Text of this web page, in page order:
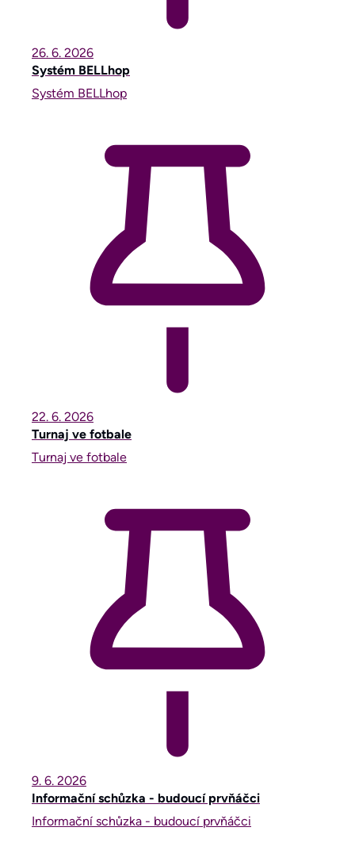
26. 6. 2026
Systém BELLhop
Systém BELLhop
22. 6. 2026
Turnaj ve fotbale
Turnaj ve fotbale
9. 6. 2026
Informační schůzka - budoucí prvňáčci
Informační schůzka - budoucí prvňáčci